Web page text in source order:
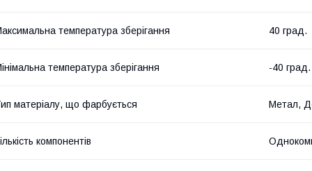
температура зберігання 40 град.
температура зберігання -40 град.
матеріалу, що фарбується Метал,
компонентів